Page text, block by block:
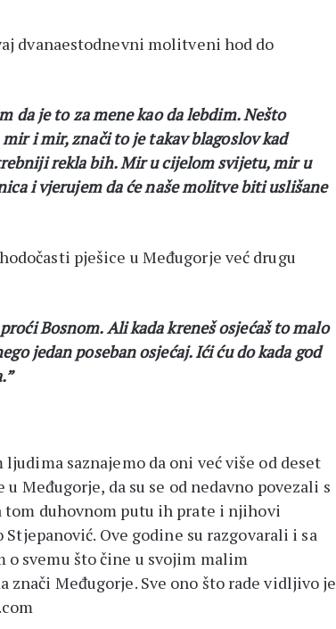
dvanaestodnevni molitveni hod do
da je to za mene kao da lebdim. Nešto
i mir, znači to je takav blagoslov kad
rekla bih. Mir u cijelom svijetu, mir u
i vjerujem da će naše molitve biti uslišane
pješice u Međugorje već drugu
Bosnom. Ali kada kreneš osjećaš to malo
jedan poseban osjećaj. Ići ću do kada god
saznajemo da oni već više od deset
Međugorje, da su se od nedavno povezali s
tom duhovnom putu ih prate i njihovi
Ove godine su razgovarali i sa
svemu što čine u svojim malim
Međugorje. Sve ono što rade vidljivo je